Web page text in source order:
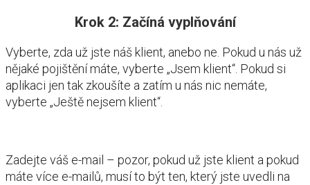
Krok 2: Začíná vyplňování
Vyberte, zda už jste náš klient, anebo ne. Pokud u nás už
nějaké pojištění máte, vyberte „Jsem klient“. Pokud si
aplikaci jen tak zkoušíte a zatím u nás nic nemáte,
vyberte „Ještě nejsem klient“.
Zadejte váš e-mail – pozor, pokud už jste klient a pokud
máte více e-mailů, musí to být ten, který jste uvedli na